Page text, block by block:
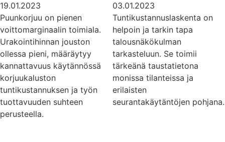
19.01.2023
Puunkorjuu on pienen
voittomarginaalin toimiala.
Urakointihinnan jouston
ollessa pieni, määräytyy
kannattavuus käytännössä
korjuukaluston
tuntikustannuksen ja työn
tuottavuuden suhteen
perusteella.
03.01.2023
Tuntikustannuslaskenta on
helpoin ja tarkin tapa
talousnäkökulman
tarkasteluun. Se toimii
tärkeänä taustatietona
monissa tilanteissa ja
erilaisten
seurantakäytäntöjen pohjana.